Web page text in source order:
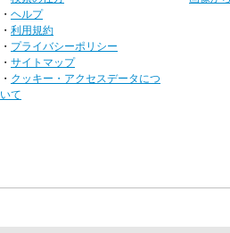
・ ヘルプ
・ 利用規約
・ プライバシーポリシー
・ サイトマップ
・ クッキー・アクセスデータにつ
いて